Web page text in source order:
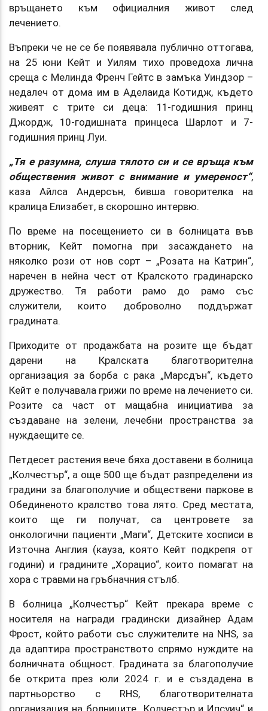
връщането към официалния живот след
лечението.
Въпреки че не се бе появявала публично оттогава,
на 25 юни Кейт и Уилям тихо проведоха лична
среща с Мелинда Френч Гейтс в замъка Уиндзор –
недалеч от дома им в Аделаида Котидж, където
живеят с трите си деца: 11-годишния принц
Джордж, 10-годишната принцеса Шарлот и 7-
годишния принц Луи.
„Тя е разумна, слуша тялото си и се връща към
обществения живот с внимание и умереност“,
каза Айлса Андерсън, бивша говорителка на
кралица Елизабет, в скорошно интервю.
По време на посещението си в болницата във
вторник, Кейт помогна при засаждането на
няколко рози от нов сорт – „Розата на Катрин“,
наречен в нейна чест от Кралското градинарско
дружество. Тя работи рамо до рамо със
служители, които доброволно поддържат
градината.
Приходите от продажбата на розите ще бъдат
дарени на Кралската благотворителна
организация за борба с рака „Марсдън“, където
Кейт е получавала грижи по време на лечението си.
Розите са част от мащабна инициатива за
създаване на зелени, лечебни пространства за
нуждаещите се.
Петдесет растения вече бяха доставени в болница
„Колчестър“, а още 500 ще бъдат разпределени из
градини за благополучие и обществени паркове в
Обединеното кралство това лято. Сред местата,
които ще ги получат, са центровете за
онкологични пациенти „Маги“, Детските хосписи в
Източна Англия (кауза, която Кейт подкрепя от
години) и градините „Хорацио“, които помагат на
хора с травми на гръбначния стълб.
В болница „Колчестър“ Кейт прекара време с
носителя на награди градински дизайнер Адам
Фрост, който работи със служителите на NHS, за
да адаптира пространството спрямо нуждите на
болничната общност. Градината за благополучие
бе открита през юли 2024 г. и е създадена в
партньорство с RHS, благотворителната